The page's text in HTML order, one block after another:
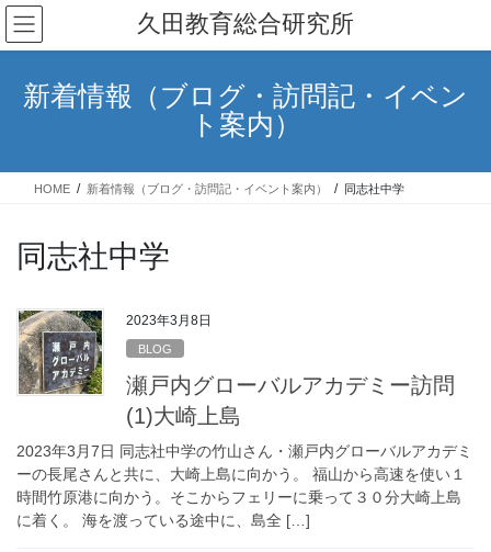
コ
ン
テ
キ
ナ
ビ
ゲ
に
久田教育総合研究所
新着情報（ブログ・訪問記・イベン
ト案内）
HOME 新着情報（ブログ・訪問記・イベント案内） 同志社中学
同志社中学
2023年3月8日
BLOG
瀬戸内グローバルアカデミー訪問
(1)大崎上島
2023年3月7日 同志社中学の竹山さん・瀬戸内グローバルアカデミ
ーの長尾さんと共に、大崎上島に向かう。 福山から高速を使い１
時間竹原港に向かう。そこからフェリーに乗って３０分大崎上島
に着く。 海を渡っている途中に、島全 […]